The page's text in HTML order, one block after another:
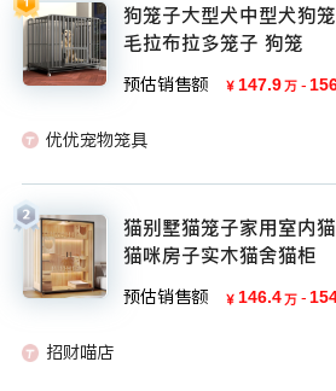
狗笼子大型犬中型犬狗
毛拉布拉多笼子 狗笼
预估销售额 ￥ 147.9万 -
优优宠物笼具
猫别墅猫笼子家用室内
猫咪房子实木猫舍猫柜
预估销售额 ￥ 146.4万 -
招财喵店